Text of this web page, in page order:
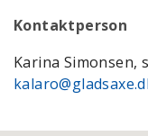
Kontaktperson
Karina